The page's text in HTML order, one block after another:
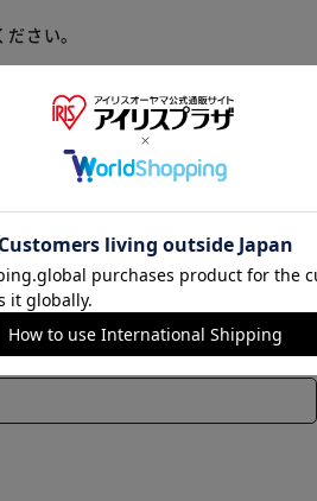
さい。
く場合がございます。
の変更をお願いいたしております。
プラザがセレクトしたオススメ商品
ください